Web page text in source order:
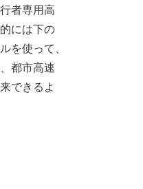
者専用高
には下の
を使って、
都市高速
できるよ